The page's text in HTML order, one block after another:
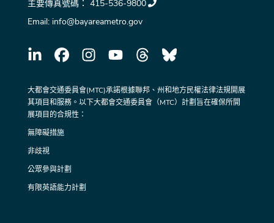
主要傳真號碼： 415-536-9800
Email: info@bayareametro.gov
大都會交通委員會(MTC)承諾根據聯邦、州和地方民權法律法規開展
其項目和服務。以下大都會交通委員會（MTC）計劃旨在確保所開
展項目的合規性：
無障礙措施
非歧視
公眾參與計劃
有限英語能力計劃